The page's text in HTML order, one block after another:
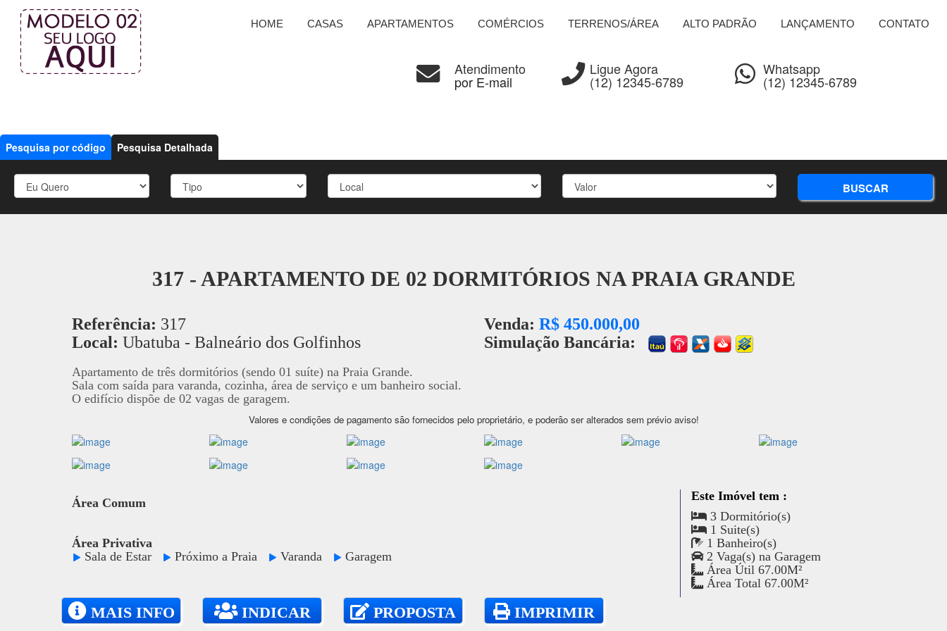
HOME CASAS APARTAMENTOS COMÉRCIOS TERRENOS/ÁREA ALTO PADRÃO LANÇAMENTO CONTATO
Atendimento
por E-mail
Ligue Agora
(12) 12345-6789
Whatsapp
(12) 12345-6789
Pesquisa por código Pesquisa Detalhada
BUSCAR
317 - APARTAMENTO DE 02 DORMITÓRIOS NA PRAIA GRANDE
Referência: 317
Local: Ubatuba - Balneário dos Golfinhos
Venda: R$ 450.000,00
Simulação Bancária:
Apartamento de três dormitórios (sendo 01 suíte) na Praia Grande.
Sala com saída para varanda, cozinha, área de serviço e um banheiro social.
O edifício dispõe de 02 vagas de garagem.
Valores e condições de pagamento são fornecidos pelo proprietário, e poderão ser alterados sem prévio aviso!
Área Comum
Área Privativa
Sala de Estar
Próximo a Praia Varanda Garagem
Este Imóvel tem :
3 Dormitório(s)
1 Suite(s)
1 Banheiro(s)
2 Vaga(s) na Garagem
Área Útil 67.00M²
Área Total 67.00M²
MAIS INFO INDICAR PROPOSTA IMPRIMIR